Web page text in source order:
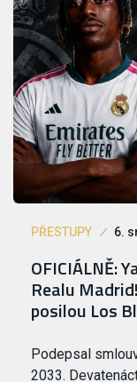
PŘESTUPY 6.
OFICIÁLNĚ:
Realu
posilou Los
Podepsal
2033.